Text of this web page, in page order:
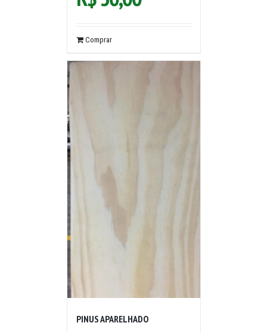
Comprar
PINUS APARELHADO